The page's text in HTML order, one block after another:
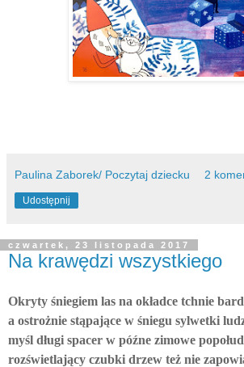
Paulina Zaborek/ Poczytaj dziecku 2
Udostępnij
czwartek, 23 listopada 2017
Na krawędzi wszystkiego
Okryty śniegiem las na okładce tchnie
a ostrożnie stąpające w śniegu sylwetki
myśl długi spacer w późne zimowe
rozświetlający czubki drzew też nie